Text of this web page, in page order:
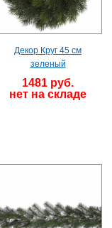
Декор Круг 45 см
зеленый
1481 руб.
нет на складе